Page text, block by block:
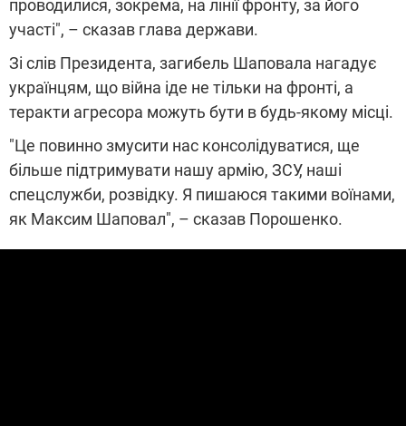
проводилися, зокрема, на лінії фронту, за його
участі", – сказав глава держави.
Зі слів Президента, загибель Шаповала нагадує
українцям, що війна іде не тільки на фронті, а
теракти агресора можуть бути в будь-якому місці.
"Це повинно змусити нас консолідуватися, ще
більше підтримувати нашу армію, ЗСУ, наші
спецслужби, розвідку. Я пишаюся такими воїнами,
як Максим Шаповал", – сказав Порошенко.